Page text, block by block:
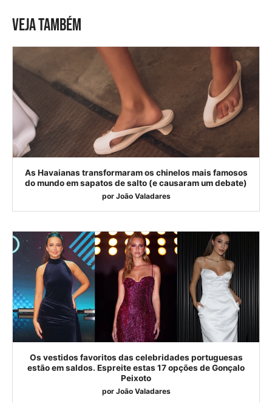
VEJA TAMBÉM
As Havaianas transformaram os chinelos mais famosos
do mundo em sapatos de salto (e causaram um debate)
por João Valadares
Os vestidos favoritos das celebridades portuguesas
estão em saldos. Espreite estas 17 opções de Gonçalo
Peixoto
por João Valadares